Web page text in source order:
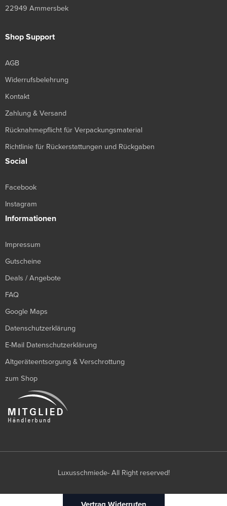
22949 Ammersbek
Shop Support
AGB
Widerrufsbelehrung
Kontakt
Zahlung & Versand
Rücknahmepflicht für Verpackungsmaterial
Richtlinie für Rückerstattungen und Rückgaben
Social
Facebook
Instagram
Informationen
Impressum
Gutscheine
Deals / Angebote
FAQ
Google Maps
Datenschutzerklärung
E-Mail Datenschutzerklärung
Altgeräteentsorgung & Verschrottung
zum Shop
Luxusschmiede- All Right reserved!